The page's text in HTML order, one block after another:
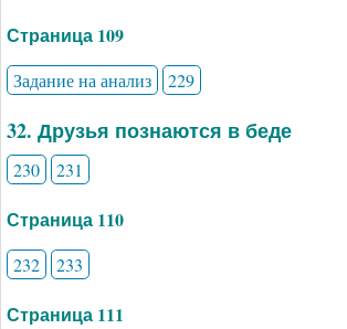
Страница 109
Задание на анализ 229
32. Друзья познаются в беде
230 231
Страница 110
232 233
Страница 111